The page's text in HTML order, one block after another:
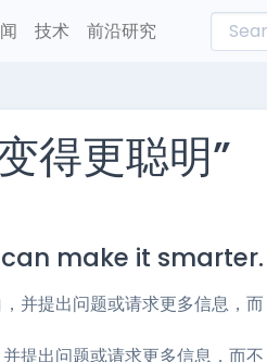
技术 前沿研究
得更聪明”
make it smarter.
提出问题或请求更多信息，而不